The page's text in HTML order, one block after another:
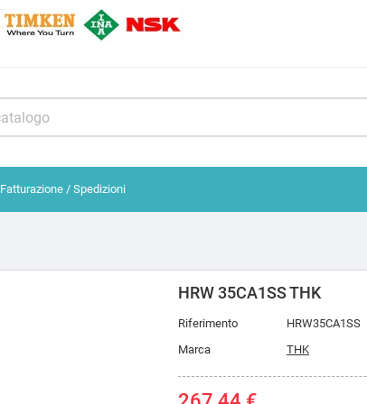
Fatturazione / Spedizioni
HRW 35CA1SS THK
Riferimento
HRW35CA1SS
Marca
THK